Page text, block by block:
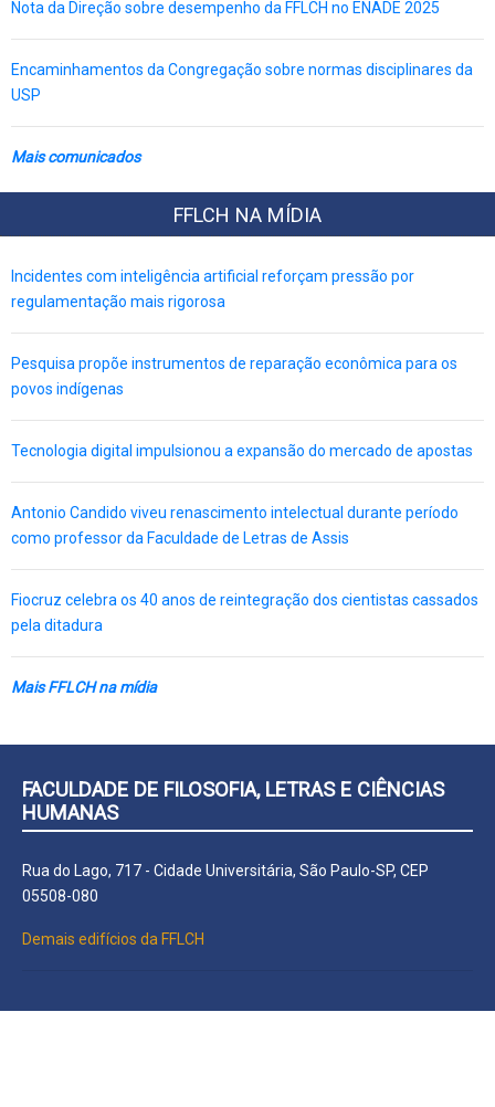
Nota da Direção sobre desempenho da FFLCH no ENADE 2025
Encaminhamentos da Congregação sobre normas disciplinares da
USP
Mais comunicados
FFLCH NA MÍDIA
Incidentes com inteligência artificial reforçam pressão por
regulamentação mais rigorosa
Pesquisa propõe instrumentos de reparação econômica para os
povos indígenas
Tecnologia digital impulsionou a expansão do mercado de apostas
Antonio Candido viveu renascimento intelectual durante período
como professor da Faculdade de Letras de Assis
Fiocruz celebra os 40 anos de reintegração dos cientistas cassados
pela ditadura
Mais FFLCH na mídia
FACULDADE DE FILOSOFIA, LETRAS E CIÊNCIAS
HUMANAS
Rua do Lago, 717 - Cidade Universitária, São Paulo-SP, CEP
05508-080
Demais edifícios da FFLCH